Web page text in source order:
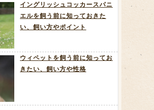
イングリッシュコッカースパニ
エルを飼う前に知っておきた
い、飼い方やポイント
ウィペットを飼う前に知ってお
きたい、飼い方や性格